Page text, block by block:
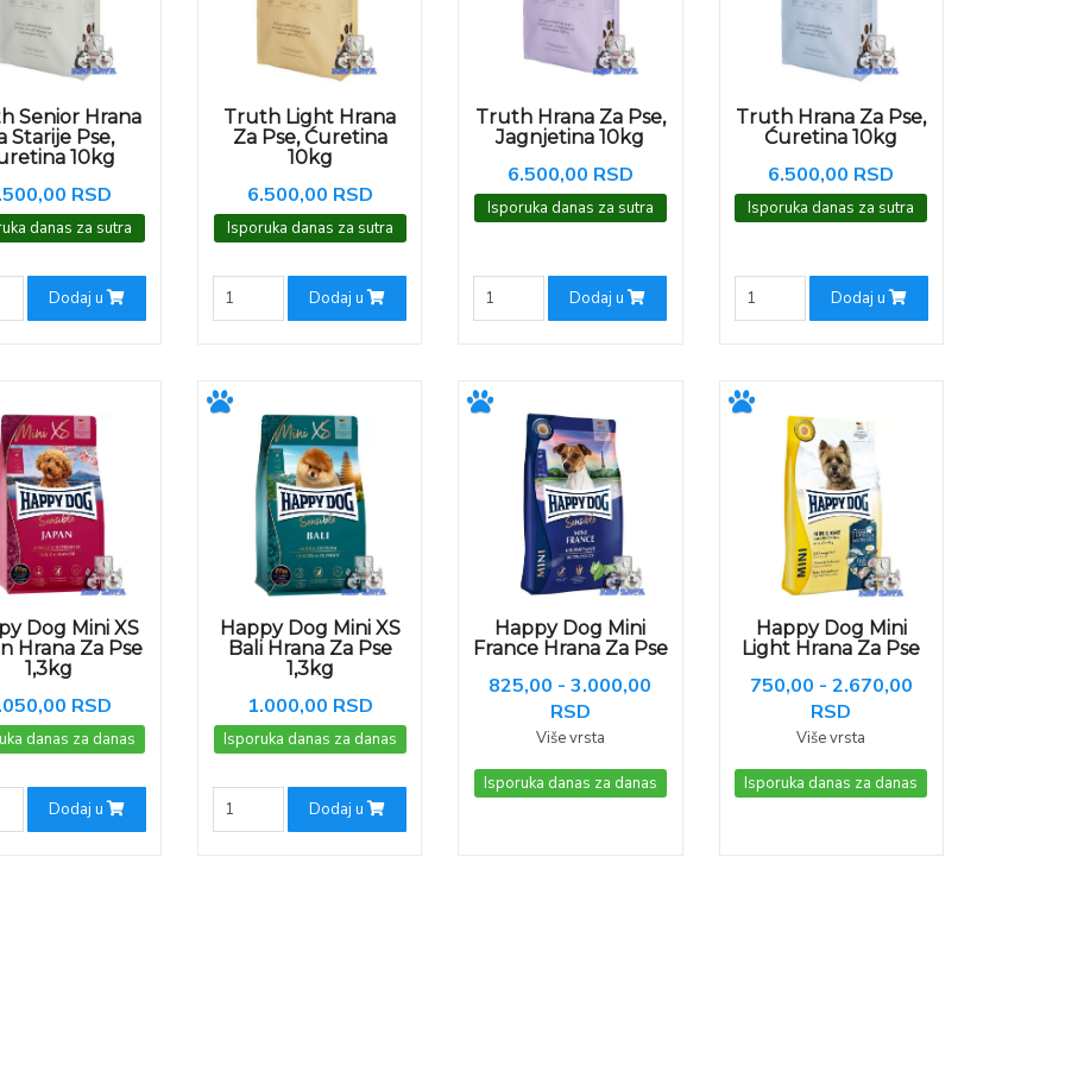
Senior Hrana
Starije Pse,
10kg
RSD
danas za sutra
Dodaj u
Truth Light Hrana
Za Pse, Ćuretina
10kg
6.500,00 RSD
Isporuka danas za sutra
Dodaj u
Truth Hrana Za Pse,
Jagnjetina 10kg
6.500,00 RSD
Isporuka danas za sutra
Dodaj u
Truth Hrana Za Pse,
Ćuretina 10kg
6.500,00 RSD
Isporuka danas za sutra
Dodaj u
Dog Mini XS
Hrana Za Pse
1,3kg
RSD
danas za danas
Dodaj u
Happy Dog Mini XS
Bali Hrana Za Pse
1,3kg
1.000,00 RSD
Isporuka danas za danas
Dodaj u
Happy Dog Mini
France Hrana Za Pse
825,00 - 3.000,00
RSD
Više vrsta
Isporuka danas za danas
Happy Dog Mini
Light Hrana Za Pse
750,00 - 2.670,00
RSD
Više vrsta
Isporuka danas za danas